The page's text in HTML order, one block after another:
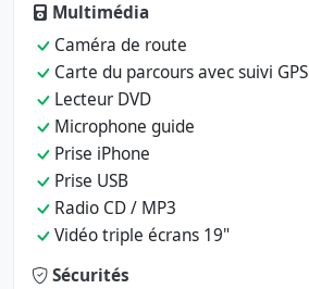
Multimédia
Caméra de route
Carte du parcours avec suivi GPS
Lecteur DVD
Microphone guide
Prise iPhone
Prise USB
Radio CD / MP3
Vidéo triple écrans 19"
Sécurités